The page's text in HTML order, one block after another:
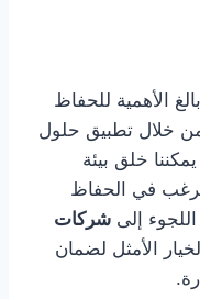
الأهمية للحفاظ
خلال تطبيق حلول
خلق بيئة
في الحفاظ
إلى شركات
الأمثل لضمان